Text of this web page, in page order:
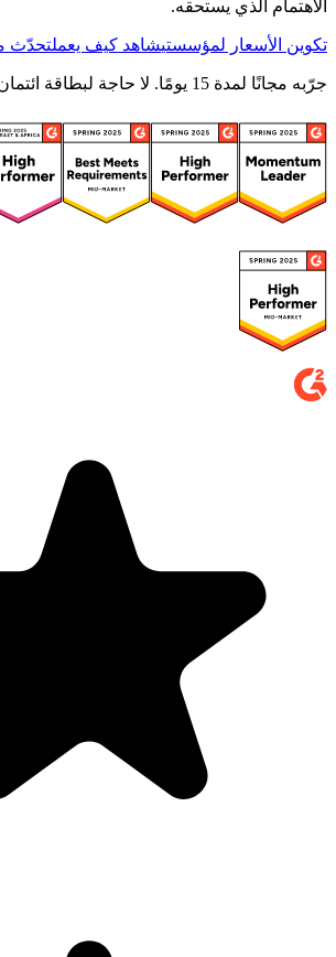
الاهتمام الذي يستحقه.
تكوين الأسعار لمؤسستيشاهد كيف يعملتحدّث
جرّبه مجانًا لمدة 15 يومًا. لا حاجة لبطاقة ائتمان.